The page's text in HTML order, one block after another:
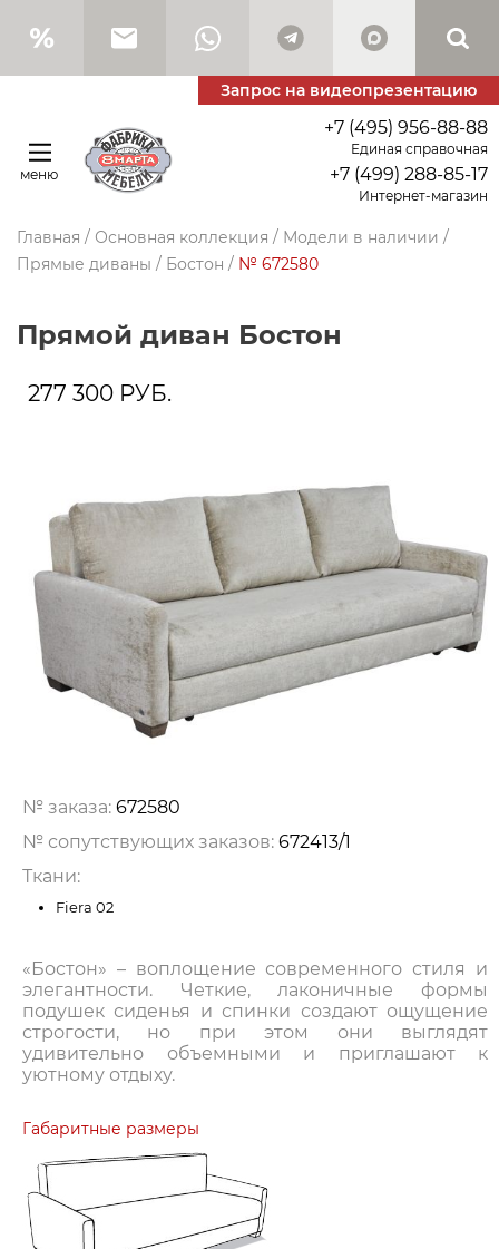
Запрос на видеопрезентацию
меню
+7 (495) 956-88-88
Единая справочная
+7 (499) 288-85-17
Интернет-магазин
Главная / Основная коллекция / Модели в наличии /
Прямые диваны / Бостон / № 672580
прямой диван Бостон
277 300 РУБ.
№ заказа: 672580
№ сопутствующих заказов: 672413/1
Ткани:
Fiera 02
«Бостон» – воплощение современного стиля и
элегантности. Четкие, лаконичные формы
подушек сиденья и спинки создают ощущение
строгости, но при этом они выглядят
удивительно объемными и приглашают к
уютному отдыху.
Габаритные размеры